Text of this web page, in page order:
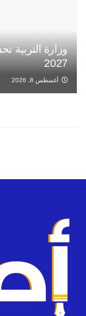
2027
أغسطس 8, 2026